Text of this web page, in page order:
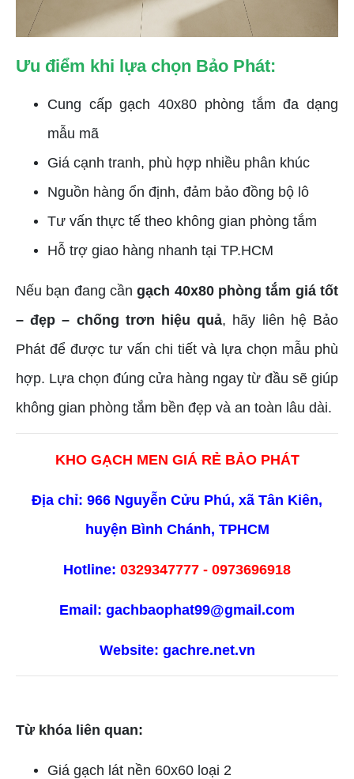
Ưu điểm khi lựa chọn Bảo Phát:
Cung cấp gạch 40x80 phòng tắm đa dạng
mẫu mã
Giá cạnh tranh, phù hợp nhiều phân khúc
Nguồn hàng ổn định, đảm bảo đồng bộ lô
Tư vấn thực tế theo không gian phòng tắm
Hỗ trợ giao hàng nhanh tại TP.HCM
Nếu bạn đang cầngạch 40x80 phòng tắm giá tốt
– đẹp – chống trơn hiệu quả, hãy liên hệ Bảo
Phát để được tư vấn chi tiết và lựa chọn mẫu phù
hợp. Lựa chọn đúng cửa hàng ngay từ đầu sẽ giúp
không gian phòng tắm bền đẹp và an toàn lâu dài.
KHO GẠCH MEN GIÁ RẺ BẢO PHÁT
Địa chỉ: 966 Nguyễn Cửu Phú, xã Tân Kiên,
huyện Bình Chánh, TPHCM
Hotline: 0329347777 - 0973696918
Email: gachbaophat99@gmail.com
Website: gachre.net.vn
Từ khóa liên quan:
Giá gạch lát nền 60x60 loại 2